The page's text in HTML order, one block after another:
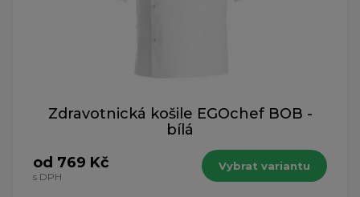
Zdravotnická košile EGOchef BOB -
bílá
od 769 Kč
s DPH
Vybrat variantu